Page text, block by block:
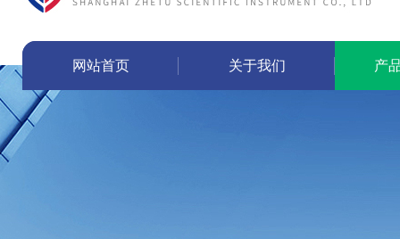
网站首页 关于我们 产